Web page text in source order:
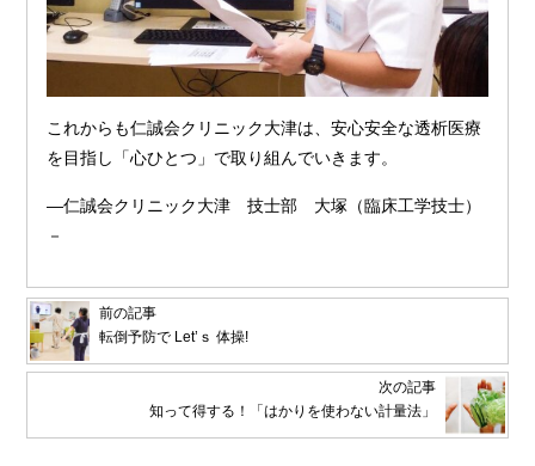
これからも仁誠会クリニック大津は、安心安全な透析医療
を目指し「心ひとつ」で取り組んでいきます。
―仁誠会クリニック大津 技士部 大塚（臨床工学技士）
－
前の記事
転倒予防で Let’ｓ 体操!
次の記事
知って得する！「はかりを使わない計量法」